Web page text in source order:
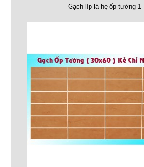
Gạch líp lá hẹ ốp tường 1